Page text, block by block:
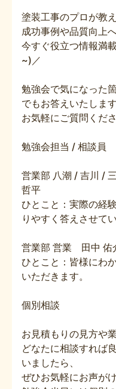
塗装工事のプロが教
成功事例や品質向上
今すぐ役立つ情報満
~)／
勉強会で気になった
でもお答えいたします
お気軽にご質問くだ
勉強会担当 / 相談員
営業部 八潮 / 吉川 /
哲平
ひとこと：実際の経
りやすく答えさせて
営業部 営業 田中 佑
ひとこと：皆様にわ
いただきます。
個別相談
お見積もりの見方や
どなたに相談すれば
いましたら、
ぜひお気軽にお声が